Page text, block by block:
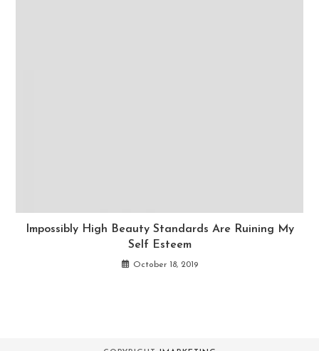
Impossibly High Beauty Standards Are Ruining My
Self Esteem
October 18, 2019